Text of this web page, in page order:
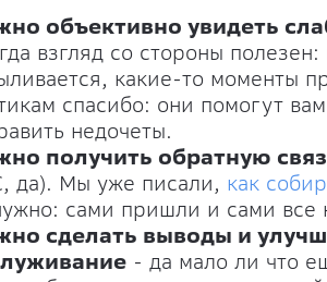
объективно увидеть
взгляд со стороны
какие-то моменты
спасибо: они помогут
недочеты.
получить обратную
да). Мы уже писали, как
сами пришли и сами все
сделать выводы и
- да мало ли что